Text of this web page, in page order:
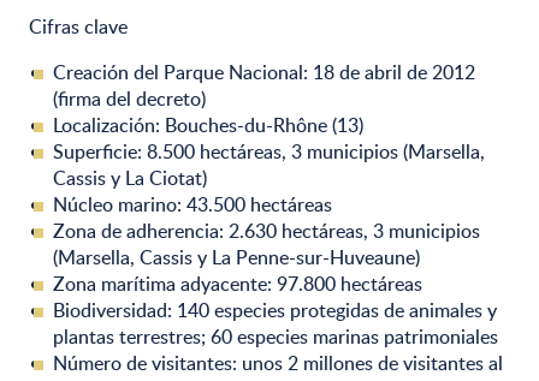
Cifras clave
Creación del Parque Nacional: 18 de abril de 2012
(firma del decreto)
Localización: Bouches-du-Rhône (13)
Superficie: 8.500 hectáreas, 3 municipios (Marsella,
Cassis y La Ciotat)
Núcleo marino: 43.500 hectáreas
Zona de adherencia: 2.630 hectáreas, 3 municipios
(Marsella, Cassis y La Penne-sur-Huveaune)
Zona marítima adyacente: 97.800 hectáreas
Biodiversidad: 140 especies protegidas de animales y
plantas terrestres; 60 especies marinas patrimoniales
Número de visitantes: unos 2 millones de visitantes al